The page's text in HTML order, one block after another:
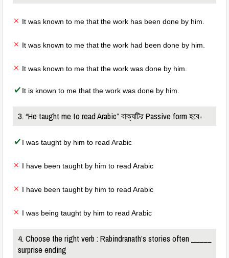
It was known to me that the work has been done by him.
It was known to me that the work had been done by him.
It was known to me that the work was done by him.
It is known to me that the work was done by him.
3. “He taught me to read Arabic” বাক্যটির Passive form হবে-
I was taught by him to read Arabic
I have been taught by him to read Arabic
I have been taught by him to read Arabic
I was being taught by him to read Arabic
4. Choose the right verb : Rabindranath’s stories often _____
surprise ending